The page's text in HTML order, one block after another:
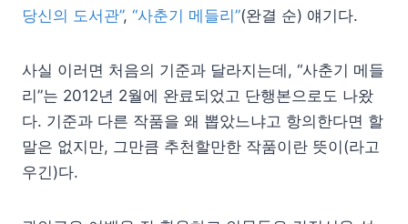
당신의 도서관”, “사춘기 메들리”(완결 순) 얘기다.
사실 이러면 처음의 기준과 달라지는데, “사춘기 메들
리”는 2012년 2월에 완료되었고 단행본으로도 나왔
다. 기준과 다른 작품을 왜 뽑았느냐고 항의한다면 할
말은 없지만, 그만큼 추천할만한 작품이란 뜻이(라고
우긴)다.